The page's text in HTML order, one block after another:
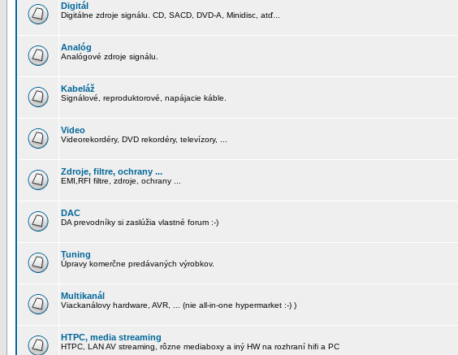
Digitál
Digitálne zdroje signálu. CD, SACD, DVD-A, Minidisc, atď...
Analóg
Analógové zdroje signálu.
Kabeláž
Signálové, reproduktorové, napájacie káble.
Video
Videorekordéry, DVD rekordéry, televízory, ...
Zdroje, filtre, ochrany ...
EMI,RFI filtre, zdroje, ochrany ...
DAC
DA prevodníky si zaslúžia vlastné forum :-)
Tuning
Úpravy komerčne predávaných výrobkov.
Multikanál
Viackanálovy hardware, AVR, ... (nie all-in-one hypermarket :-) )
HTPC, media streaming
HTPC, LAN AV streaming, rôzne mediaboxy a iný HW na rozhraní hifi a PC